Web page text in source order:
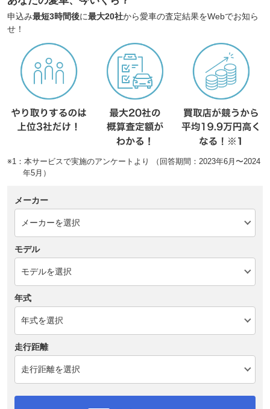
申込み最短3時間後に最大20社から愛車の査定結果をWebでお知ら
せ！
※1：本サービスで実施のアンケートより （回答期間：2023年6月〜2024
年5月）
メーカー
モデル
年式
走行距離